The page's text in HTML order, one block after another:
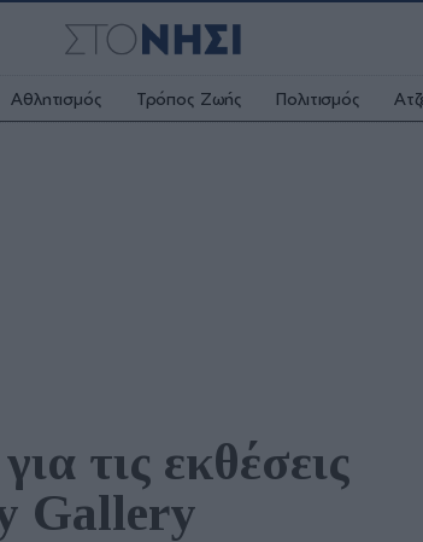
Αθλητισμός Τρόπος Ζωής Πολιτισμός
τις εκθέσεις
Gallery